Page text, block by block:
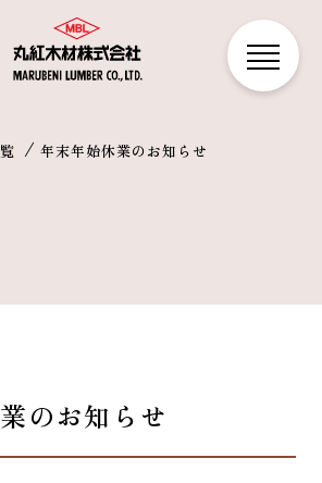
年末年始休業のお知らせ
のお知らせ